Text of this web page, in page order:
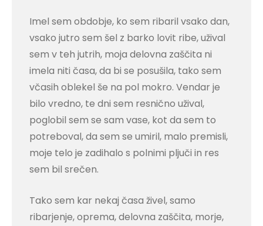
Imel sem obdobje, ko sem ribaril vsako dan,
vsako jutro sem šel z barko lovit ribe, užival
sem v teh jutrih, moja delovna zaščita ni
imela niti časa, da bi se posušila, tako sem
včasih oblekel še na pol mokro. Vendar je
bilo vredno, te dni sem resnično užival,
poglobil sem se sam vase, kot da sem to
potreboval, da sem se umiril, malo premisli,
moje telo je zadihalo s polnimi pljuči in res
sem bil srečen.
Tako sem kar nekaj časa živel, samo
ribarjenje, oprema, delovna zaščita, morje,